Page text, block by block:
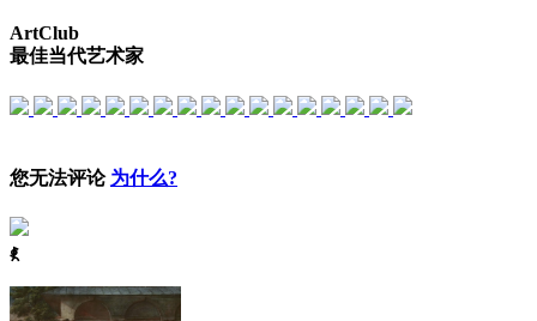
ArtClub
最佳当代艺术家
您无法评论 为什么?
ꈅ